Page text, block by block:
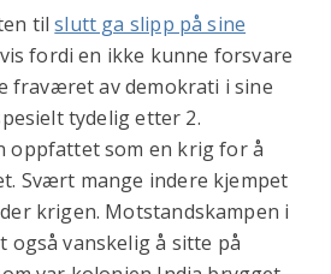
tilslutt ga slipp på sine
fordi en ikke kunne forsvare
fraværet av demokrati i sine
tydelig etter 2.
oppfattet som en krig for å
Svært mange indere kjempet
krigen. Motstandskampen i
også vanskelig å sitte på